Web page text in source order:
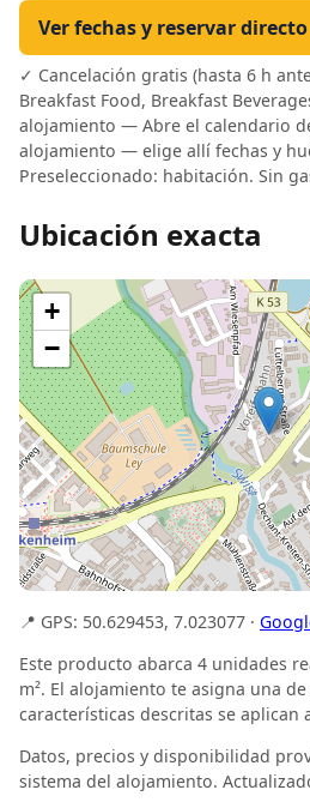
Ver fechas y reservar
✓ Cancelación gratis (hasta 6 h
Breakfast Food, Breakfast
alojamiento — Abre el calendario
alojamiento — elige allí fechas y
Preseleccionado: habitación. Sin
Ubicación exacta
+
−
📍 GPS: 50.629453, 7.023077 ·
Este producto abarca 4 unidades
m². El alojamiento te asigna una
características descritas se aplican
Datos, precios y disponibilidad
sistema del alojamiento.